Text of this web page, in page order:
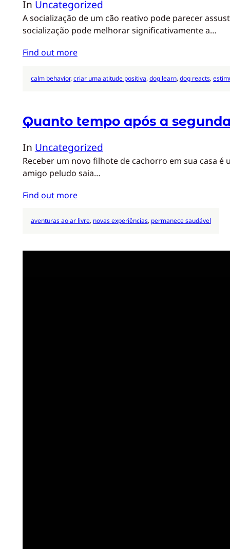
In Uncategorized
A socialização de um cão reativo pode parecer
socialização pode melhorar significativamente a…
Find out more
calm behavior, criar uma atitude positiva, dog learn, dog reacts,
Quanto tempo após a
In Uncategorized
Receber um novo filhote de cachorro em sua casa
amigo peludo saia…
Find out more
aventuras ao ar livre, novas experiências, permanece saudável